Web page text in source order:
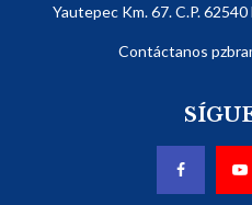
Yautepec Km. 67. C.P.
Contáctanos